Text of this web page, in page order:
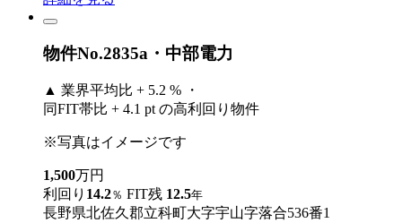
物件No.2835a・中部電力
▲ 業界平均比 + 5.2 % ・
同FIT帯比 + 4.1 pt の高利回り物件
※写真はイメージです
1,500万円
利回り 14.2％ FIT残 12.5年
長野県北佐久郡立科町大字宇山字落合536番1